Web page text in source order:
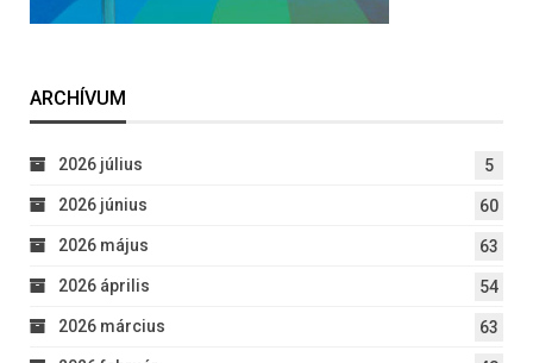
ARCHÍVUM
2026 július 5
2026 június 60
2026 május 63
2026 április 54
2026 március 63